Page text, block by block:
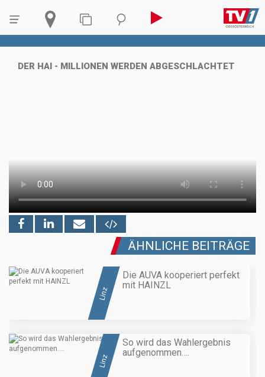
DER HAI - MILLIONEN WERDEN ABGESCHLACHTET
ÄHNLICHE BEITRÄGE
Linz
Die AUVA kooperiert perfekt
mit HAINZL
Linz
So wird das Wahlergebnis
aufgenommen….